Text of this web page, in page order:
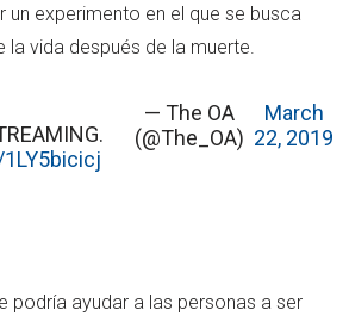
experimento en el que se busca
vida después de la muerte.
— The OA
(@The_OA)
March
22, 2019
podría ayudar a las personas a ser